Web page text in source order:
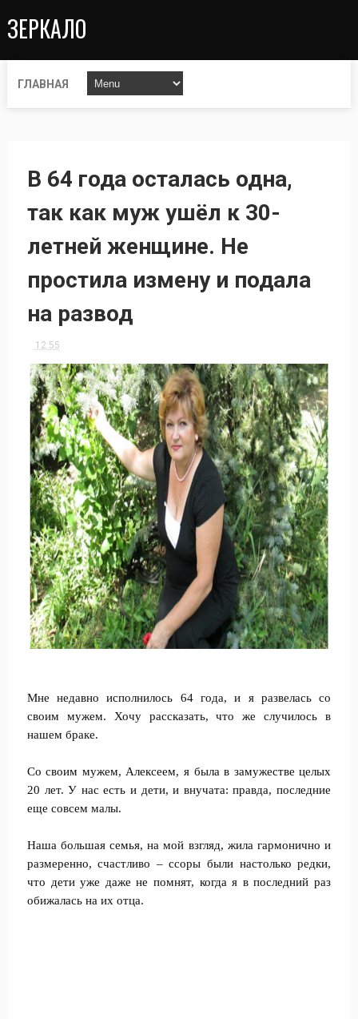
ЗЕРКАЛО
ГЛАВНАЯ
В 64 года осталась одна,
так как муж ушёл к 30-
летней женщине. Не
простила измену и подала
на развод
12:55
Мне недавно исполнилось 64 года, и я развелась со
своим мужем. Хочу рассказать, что же случилось в
нашем браке.
Со своим мужем, Алексеем, я была в замужестве целых
20 лет. У нас есть и дети, и внучата: правда, последние
еще совсем малы.
Наша большая семья, на мой взгляд, жила гармонично и
размеренно, счастливо – ссоры были настолько редки,
что дети уже даже не помнят, когда я в последний раз
обижалась на их отца.